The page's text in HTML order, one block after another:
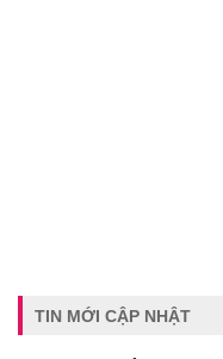
TIN MỚI CẬP NHẬT